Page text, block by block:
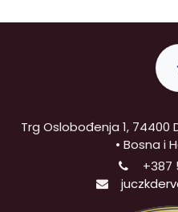
Trg Oslobođenja 1, 74400
• Bosna i
+387